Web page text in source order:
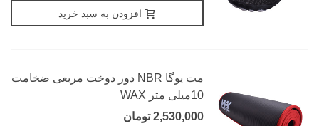
افزودن به سبد خرید
مت یوگا NBR دور دوخت مربعی ضخامت
10میلی متر WAX
2,530,000 تومان